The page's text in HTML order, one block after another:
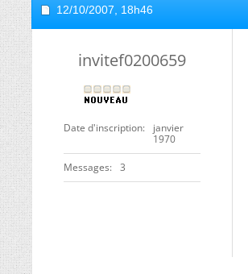
12/10/2007, 18h46
invitef0200659
Date d'inscription
janvier
1970
Messages 3